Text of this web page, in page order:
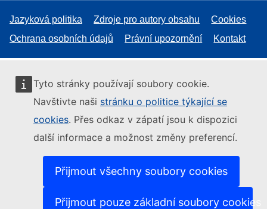
Tyto stránky používají soubory cookie.
Navštivte naši stránku o politice týkající se
cookies. Přes odkaz v zápatí jsou k dispozici
další informace a možnost změny preferencí.
Přijmout všechny soubory cookies
Přijmout pouze základní soubory cookies
Jazyková politika Zdroje pro autory obsahu
Cookies
Ochrana osobních údajů
Právní upozornění Kontakt